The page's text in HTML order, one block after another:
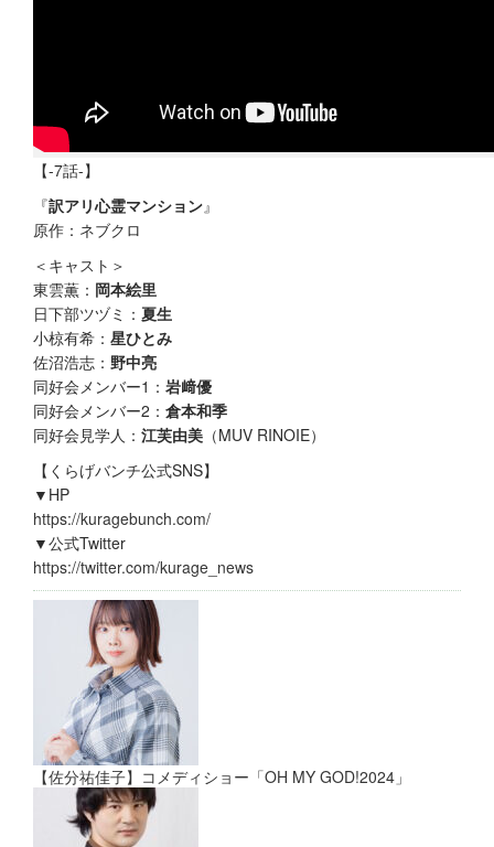
【-7話-】
『訳アリ心霊マンション』
原作：ネブクロ
＜キャスト＞
東雲薫： 岡本絵里
日下部ツヅミ： 夏生
小椋有希： 星ひとみ
佐沼浩志： 野中亮
同好会メンバー1： 岩﨑優
同好会メンバー2： 倉本和季
同好会見学人： 江芙由美 （MUV RINOIE）
【くらげバンチ公式SNS】
▼HP
https://kuragebunch.com/
▼公式Twitter
https://twitter.com/kurage_news
【佐分祐佳子】コメディショー「OH MY GOD!2024」